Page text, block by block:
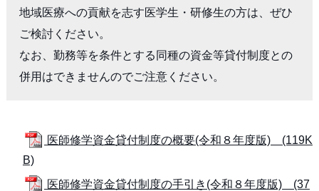
地域医療への貢献を志す医学生・研修生の方は、ぜひ
ご検討ください。
なお、勤務等を条件とする同種の資金等貸付制度との
併用はできませんのでご注意ください。
医師修学資金貸付制度の概要(令和８年度版) (119K
B)
医師修学資金貸付制度の手引き(令和８年度版) (37